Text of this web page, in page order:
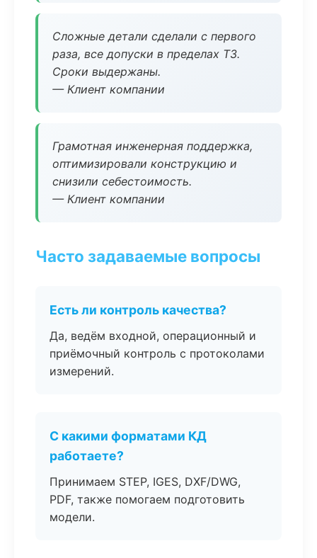
Сложные детали сделали с первого
раза, все допуски в пределах ТЗ.
Сроки выдержаны.
— Клиент компании
Грамотная инженерная поддержка,
оптимизировали конструкцию и
снизили себестоимость.
— Клиент компании
Часто задаваемые вопросы
Есть ли контроль качества?
Да, ведём входной, операционный и
приёмочный контроль с протоколами
измерений.
С какими форматами КД
работаете?
Принимаем STEP, IGES, DXF/DWG,
PDF, также помогаем подготовить
модели.